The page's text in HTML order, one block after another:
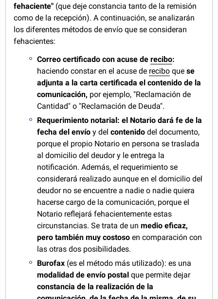
fehaciente" (que deje constancia tanto de la remisión
como de la recepción). A continuación, se analizarán
los diferentes métodos de envío que se consideran
fehacientes:
Correo certificado con acuse derecibo:
haciendo constar en el acuse de recibo quese
adjunta a la carta certificada el contenido de la
comunicación, por ejemplo, "Reclamación de
Cantidad" o "Reclamación de Deuda".
Requerimiento notarial: el Notario dará fe de la
fecha del envío y delcontenido del documento,
porque el propio Notario en persona se traslada
al domicilio del deudor y le entrega la
notificación. Además, el requerimiento se
considerará realizado aunque en el domicilio del
deudor no se encuentre a nadie o nadie quiera
hacerse cargo de la comunicación, porque el
Notario reflejará fehacientemente estas
circunstancias. Se trata de unmedio eficaz,
pero también muy costoso en comparación con
las otras dos posibilidades.
Burofax (es el método más utilizado): es una
modalidad de envío postal que permite dejar
constancia de la realización de la